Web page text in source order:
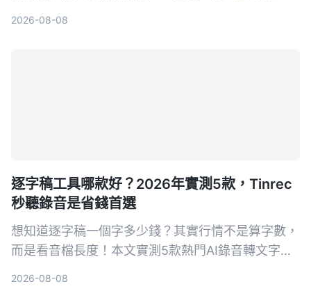
2026-08-08
逐字稿工具哪款好？2026年實測5款，Tinrec
秒聽錄音是省錢首選
想知道逐字稿一個字多少錢？其實行情不是算字數，
而是看音檔長度！本文實測5款熱門AI錄音轉文字工
2026-08-08